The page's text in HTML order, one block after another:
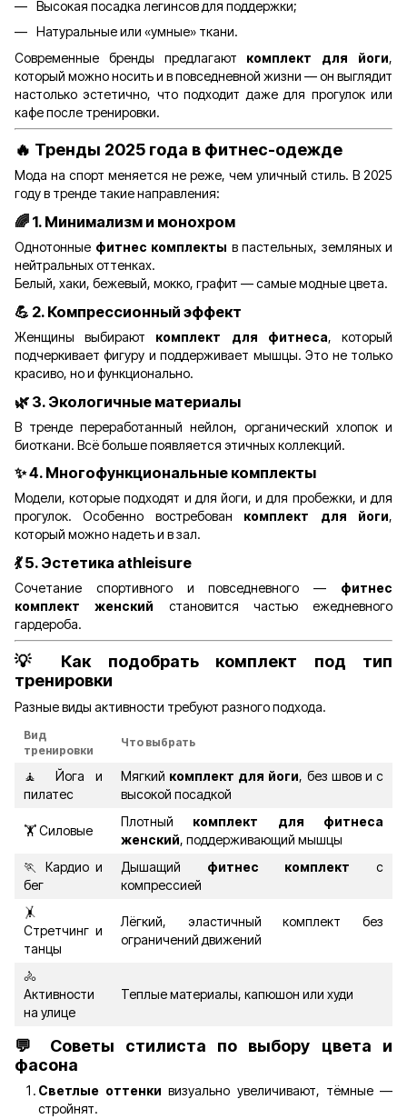
Высокая посадка легинсов для поддержки;
Натуральные или «умные» ткани.
Современные бренды предлагают комплект для йоги,
который можно носить и в повседневной жизни — он выглядит
настолько эстетично, что подходит даже для прогулок или
кафе после тренировки.
🔥 Тренды 2025 года в фитнес-одежде
Мода на спорт меняется не реже, чем уличный стиль. В 2025
году в тренде такие направления:
🌈 1. Минимализм и монохром
Однотонные фитнес комплекты в пастельных, земляных и
нейтральных оттенках.
Белый, хаки, бежевый, мокко, графит — самые модные цвета.
💪 2. Компрессионный эффект
Женщины выбирают комплект для фитнеса, который
подчеркивает фигуру и поддерживает мышцы. Это не только
красиво, но и функционально.
🌿 3. Экологичные материалы
В тренде переработанный нейлон, органический хлопок и
биоткани. Всё больше появляется этичных коллекций.
✨ 4. Многофункциональные комплекты
Модели, которые подходят и для йоги, и для пробежки, и для
прогулок. Особенно востребован комплект для йоги,
который можно надеть и в зал.
💃 5. Эстетика athleisure
Сочетание спортивного и повседневного — фитнес
комплект женский становится частью ежедневного
гардероба.
💡 Как подобрать комплект под тип
тренировки
Разные виды активности требуют разного подхода.
Вид
тренировки
Что выбрать
🧘 Йога и
пилатес
Мягкий комплект для йоги, без швов и с
высокой посадкой
🏋️ Силовые
Плотный комплект для фитнеса
женский, поддерживающий мышцы
🏃 Кардио и
бег
Дышащий фитнес комплект с
компрессией
🤸
Стретчинг и
танцы
Лёгкий, эластичный комплект без
ограничений движений
🚴
Активности
на улице
Теплые материалы, капюшон или худи
💬 Советы стилиста по выбору цвета и
фасона
Светлые оттенки визуально увеличивают, тёмные —
стройнят.